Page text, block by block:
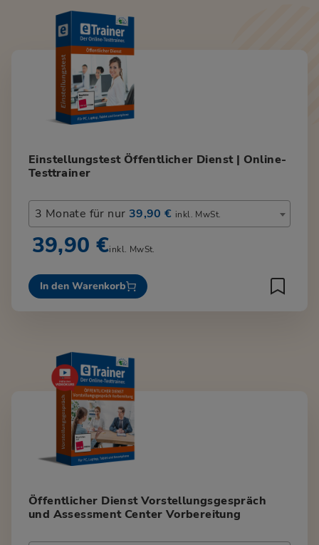
Einstellungstest Öffentlicher Dienst | Online-
Testtrainer
3 Monate für nur 39,90 € inkl. MwSt.
39,90 €inkl. MwSt.
In den Warenkorb
Öffentlicher Dienst Vorstellungsgespräch
und Assessment Center Vorbereitung